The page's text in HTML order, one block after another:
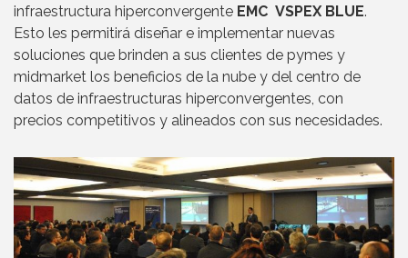
infraestructura hiperconvergente EMC VSPEX BLUE.
Esto les permitirá diseñar e implementar nuevas
soluciones que brinden a sus clientes de pymes y
midmarket los beneficios de la nube y del centro de
datos de infraestructuras hiperconvergentes, con
precios competitivos y alineados con sus necesidades.